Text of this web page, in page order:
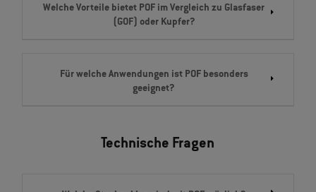
Welche Vorteile bietet POF im Vergleich zu Glasfaser
(GOF) oder Kupfer?
Für welche Anwendungen ist POF besonders
geeignet?
Technische Fragen